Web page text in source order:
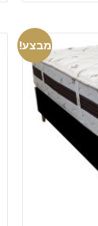
מבצע!